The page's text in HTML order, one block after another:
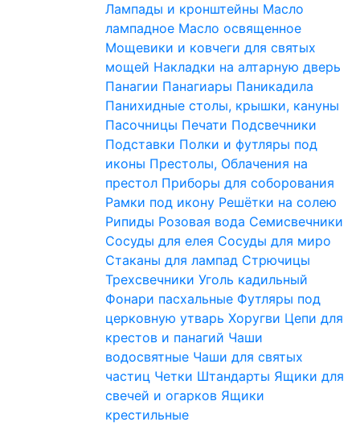
Лампады и кронштейны Масло
лампадное Масло освященное
Мощевики и ковчеги для святых
мощей Накладки на алтарную дверь
Панагии Панагиары Паникадила
Панихидные столы, крышки, кануны
Пасочницы Печати Подсвечники
Подставки Полки и футляры под
иконы Престолы, Облачения на
престол Приборы для соборования
Рамки под икону Решётки на солею
Рипиды Розовая вода Семисвечники
Сосуды для елея Сосуды для миро
Стаканы для лампад Стрючицы
Трехсвечники Уголь кадильный
Фонари пасхальные Футляры под
церковную утварь Хоругви Цепи для
крестов и панагий Чаши
водосвятные Чаши для святых
частиц Четки Штандарты Ящики для
свечей и огарков Ящики
крестильные